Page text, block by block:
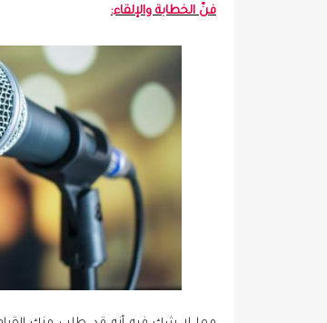
فنّ الخطابة والإلقاء: